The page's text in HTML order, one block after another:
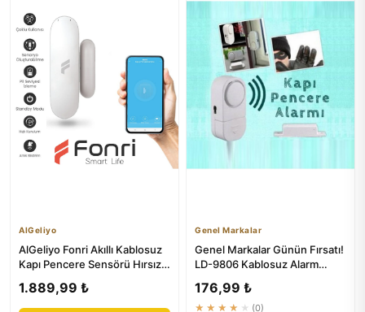
AlGeliyo
AlGeliyo Fonri Akıllı Kablosuz
Kapı Pencere Sensörü Hırsız
1.889,99 ₺
Genel Markalar
Genel Markalar Günün Fırsatı!
LD-9806 Kablosuz Alarm
176,99 ₺
★★★★★ (0)